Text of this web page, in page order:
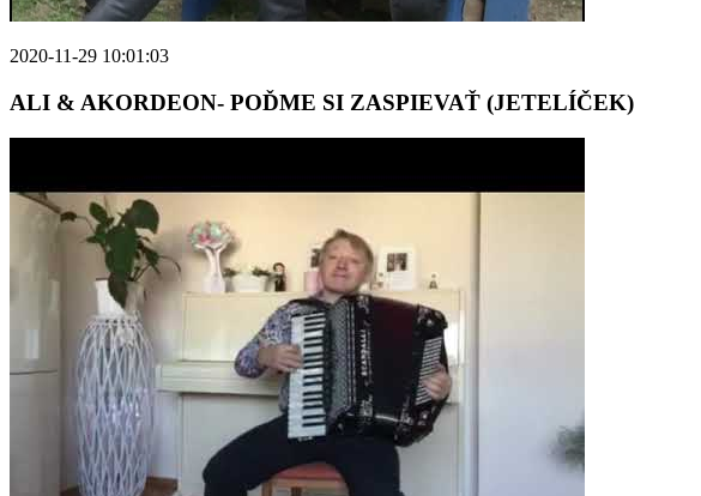
2020-11-29 10:01:03
ALI & AKORDEON- POĎME SI ZASPIEVAŤ (JETELÍČEK)